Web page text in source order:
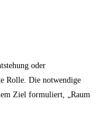
oder
Rolle. Die notwendige
Ziel formuliert, „Raum